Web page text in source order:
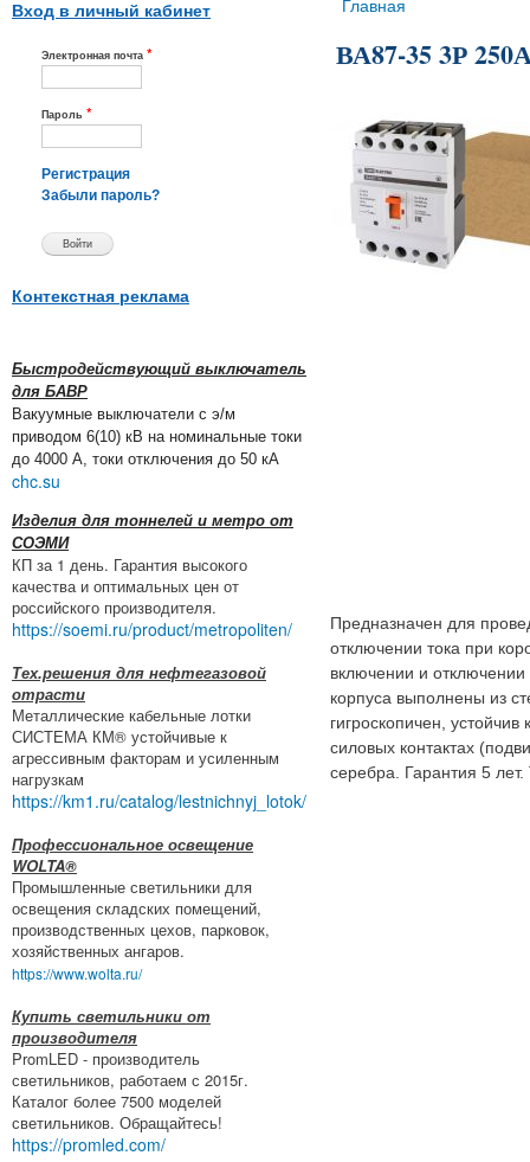
Вход в личный кабинет
Электронная почта *
Пароль *
Регистрация
Забыли пароль?
Контекстная реклама
Быстродействующий выключатель
для БАВР
Вакуумные выключатели с э/м
приводом 6(10) кВ на номинальные токи
до 4000 А, токи отключения до 50 кА
chc.su
Изделия для тоннелей и метро от
СОЭМИ
КП за 1 день. Гарантия высокого
качества и оптимальных цен от
российского производителя.
https://soemi.ru/product/metropoliten/
Тех.решения для нефтегазовой
отрасти
Металлические кабельные лотки
СИСТЕМА КМ® устойчивые к
агрессивным факторам и усиленным
нагрузкам
https://km1.ru/catalog/lestnichnyj_lotok/
Профессиональное освещение
WOLTA®
Промышленные светильники для
освещения складских помещений,
производственных цехов, парковок,
хозяйственных ангаров.
https://www.wolta.ru/
Купить светильники от
производителя
PromLED - производитель
светильников, работаем с 2015г.
Каталог более 7500 моделей
светильников. Обращайтесь!
https://promled.com/
Вы здесь
Главная
ВА87-35 3Р
Предназначен для
отключении тока при
включении и отключении
корпуса выполнены из
гигроскопичен,
силовых контактах
серебра. Гарантия 5